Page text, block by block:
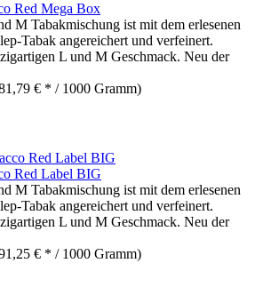
Red Mega Box
M Tabakmischung ist mit dem erlesenen
Tabak angereichert und verfeinert.
L und M Geschmack. Neu der
€ * / 1000 Gramm)
Red Label BIG
M Tabakmischung ist mit dem erlesenen
Tabak angereichert und verfeinert.
L und M Geschmack. Neu der
€ * / 1000 Gramm)